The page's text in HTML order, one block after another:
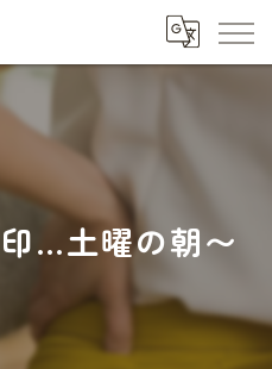
…土曜の朝〜